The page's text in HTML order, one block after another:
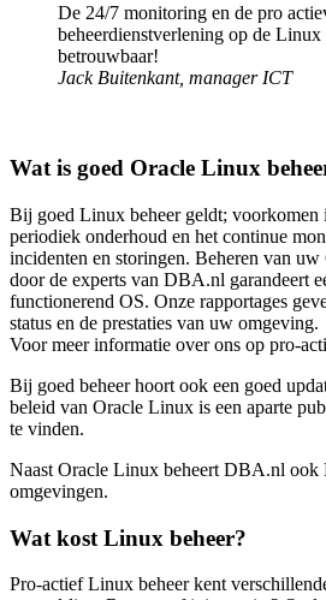
De 24/7 monitoring en de pro
beheerdienstverlening op de
betrouwbaar!
Jack Buitenkant, manager ICT
Wat is goed Oracle Linux
Bij goed Linux beheer geldt; voorkomen
periodiek onderhoud en het continue
incidenten en storingen. Beheren van
door de experts van DBA.nl garandeert
functionerend OS. Onze rapportages
status en de prestaties van uw omgeving.
Voor meer informatie over ons op pro-
Bij goed beheer hoort ook een goed
beleid van Oracle Linux is een aparte
te vinden.
Naast Oracle Linux beheert DBA.nl ook
omgevingen.
Wat kost Linux beheer?
Pro-actief Linux beheer kent